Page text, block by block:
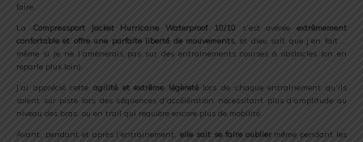
faire.
La Compressport Jacket Hurricane Waterproof 10/10 s’est avérée extrêmement
confortable et offre une parfaite liberté de mouvements , et dieu sait que j’en fait …
même si je ne l’amènerais pas sur des entrainements courses à obstacles (on en
reparle plus loin).
J’ai apprécié cette agilité et extrême légèretélors de chaque entrainement qu’ils
soient sur piste lors des séquences d’accélération nécessitant plus d’amplitude au
niveau des bras, ou en trail qui requière encore plus de mobilité.
Avant, pendant et après l’entrainement, elle sait se faire oubliermême pendant les